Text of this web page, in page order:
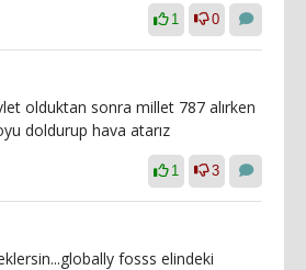
1 0
olduktan sonra millet 787 alırken
doldurup hava atarız
1 3
fosss elindeki